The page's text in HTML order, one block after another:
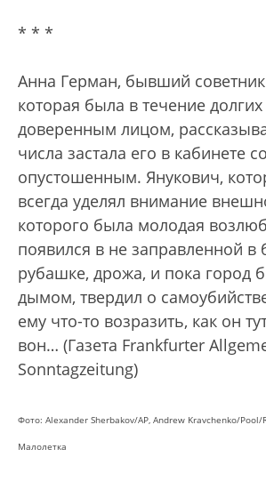
* * *
Анна Герман, бывший
которая была в течение долгих
доверенным лицом,
числа застала его в кабинете
опустошенным. Янукович,
всегда уделял внимание
которого была молодая
появился в не заправленной в
рубашке, дрожа, и пока город
дымом, твердил о
ему что-то возразить, как он
вон… (Газета Frankfurter
Sonntagzeitung)
Фото: Аlexander Sherbakov/AP, Andrew Kravchenko/Pool/
Малолетка